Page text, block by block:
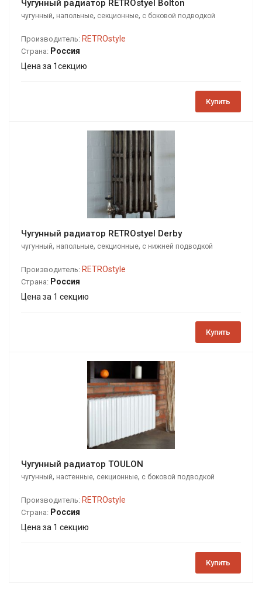
Чугунный радиатор RETROstyel Bolton
чугунный, напольные, секционные, с боковой подводкой
Производитель: RETROstyle
Страна: Россия
Цена за 1секцию
Купить
Чугунный радиатор RETROstyel Derby
чугунный, напольные, секционные, с нижней подводкой
Производитель: RETROstyle
Страна: Россия
Цена за 1 секцию
Купить
Чугунный радиатор TOULON
чугунный, настенные, секционные, с боковой подводкой
Производитель: RETROstyle
Страна: Россия
Цена за 1 секцию
Купить